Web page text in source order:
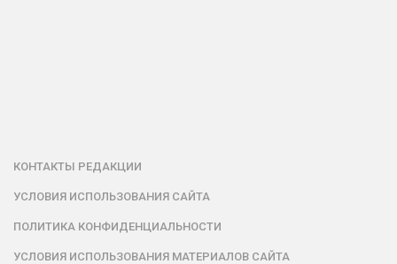
КОНТАКТЫ РЕДАКЦИИ
УСЛОВИЯ ИСПОЛЬЗОВАНИЯ САЙТА
ПОЛИТИКА КОНФИДЕНЦИАЛЬНОСТИ
УСЛОВИЯ ИСПОЛЬЗОВАНИЯ МАТЕРИАЛОВ САЙТА